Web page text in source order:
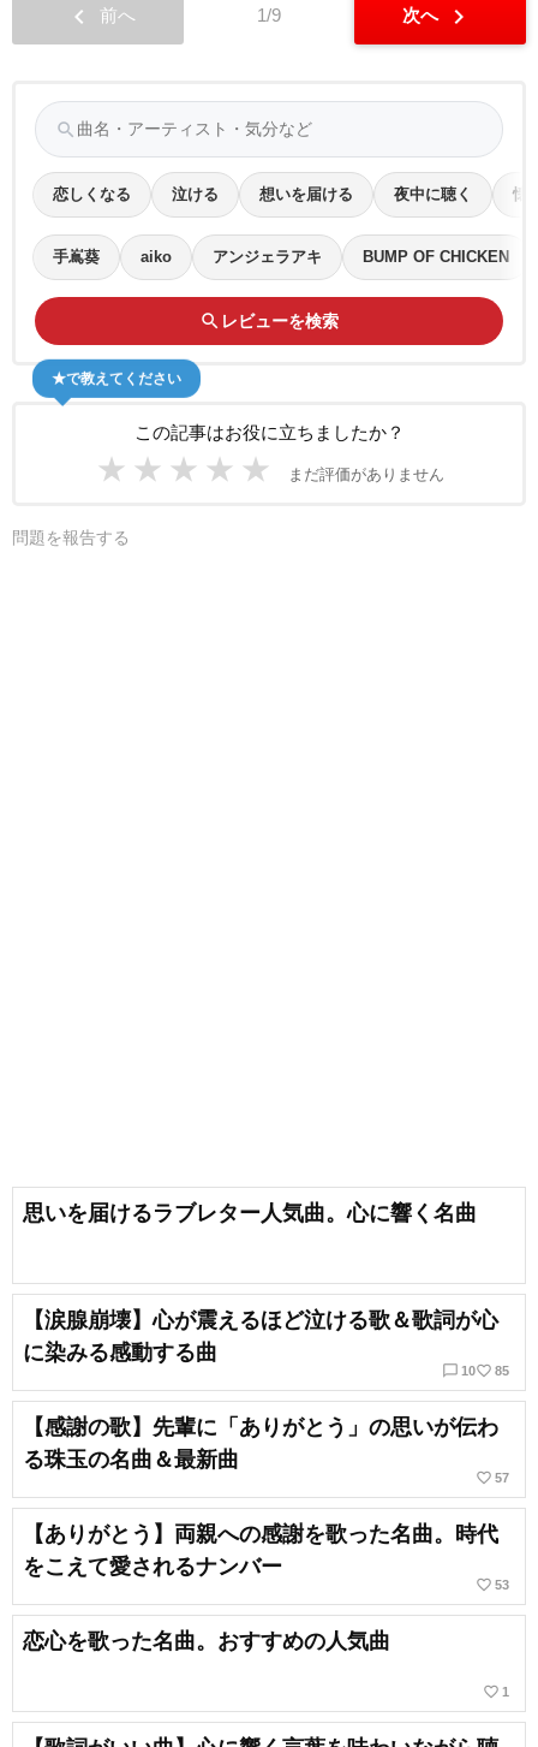
chevron_left 前へ 1/9 次へ chevron_right
search
恋しくなる 泣ける 想いを届ける 夜中に聴く 懐
手嶌葵 aiko アンジェラアキ BUMP OF CHICKEN
search レビューを検索
この記事はお役に立ちましたか？
★ ★ ★ ★ ★ まだ評価がありません
★で教えてください
問題を報告する
思いを届けるラブレター人気曲。心に響く名曲
【涙腺崩壊】心が震えるほど泣ける歌＆歌詞が心
に染みる感動する曲
chat_bubble_outline 10favorite_border 85
【感謝の歌】先輩に「ありがとう」の思いが伝わ
る珠玉の名曲＆最新曲
favorite_border 57
【ありがとう】両親への感謝を歌った名曲。時代
をこえて愛されるナンバー
favorite_border 53
恋心を歌った名曲。おすすめの人気曲
favorite_border 1